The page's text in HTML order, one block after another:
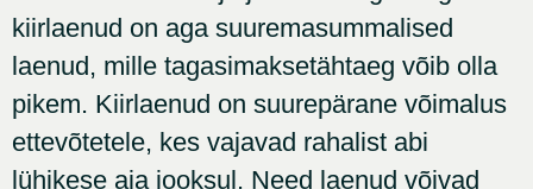
kiirlaenud on aga suuremasummalised
laenud, mille tagasimaksetähtaeg võib olla
pikem. Kiirlaenud on suurepärane võimalus
ettevõtetele, kes vajavad rahalist abi
lühikese aja jooksul. Need laenud võivad